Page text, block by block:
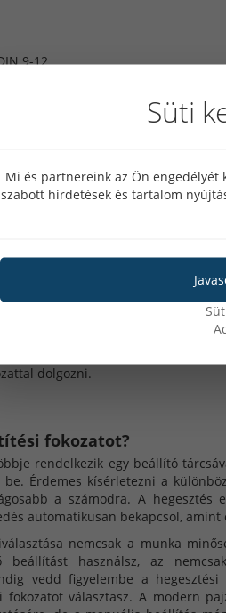
9-12
bocsát ki, de alacsonyabb
még a sötétítési
számos más tényezőt is
használni.
lássa a munkadarabot.
kezdő hegesztők gyakran előnyben
a tapasztaltabb hegesztők
ívet.
szeme másképp reagál a fényre,
dolgozni.
fokozatot?
rendelkezik egy beállító
Érdemes kísérletezni a
a számodra. A
automatikusan bekapcsol, amint
nemcsak a munka
beállítást használsz, az
vedd figyelembe a
választasz. A modern
Süti
Mi és partnereink az Ön engedélyét
szabott hirdetések és tartalom